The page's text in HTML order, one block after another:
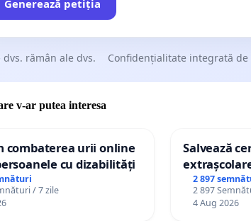
Generează petiția
dvs. rămân ale dvs. Confidențialitate integrată
v-ar putea interesa
combaterea urii online
cu dizabilități
/ 7 zile
Salvează
palatele
2 897
2 897
4 Aug 2026